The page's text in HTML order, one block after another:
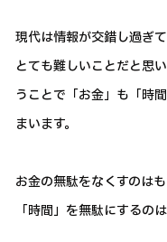
現代は情報が交錯し過ぎ
とても難しいことだと思
うことで「お金」も「時
まいます。
お金の無駄をなくすのは
「時間」を無駄にするの